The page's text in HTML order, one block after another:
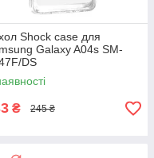
Shock case для
Galaxy A04s SM-
DS
₴ 245 ₴